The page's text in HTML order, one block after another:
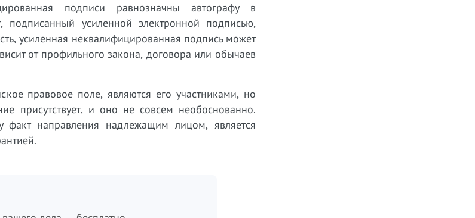
подписи равнозначны автографу в
усиленной электронной подписью,
усиленная неквалифицированная подпись может
от профильного закона, договора или обычаев
правовое поле, являются его участниками, но
присутствует, и оно не совсем необоснованно.
направления надлежащим лицом, является